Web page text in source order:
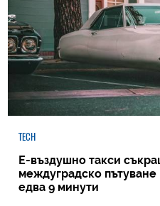
TECH
Е-въздушно такси
междуградско
едва 9 минути